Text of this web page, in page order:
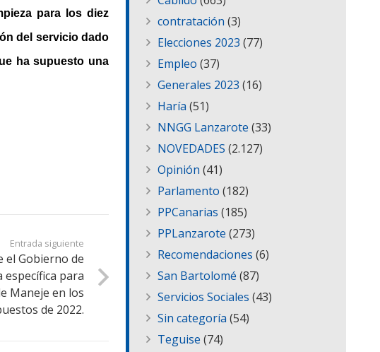
para los diez
del servicio dado
ha supuesto una
Entrada siguiente
el Gobierno de
para
Maneje en los
de 2022.
contratación (3)
Elecciones 2023 (77)
Empleo (37)
Generales 2023 (16)
Haría (51)
NNGG Lanzarote (33)
NOVEDADES (2.127)
Opinión (41)
Parlamento (182)
PPCanarias (185)
PPLanzarote (273)
Recomendaciones (6)
San Bartolomé (87)
Servicios Sociales (43)
Sin categoría (54)
Teguise (74)